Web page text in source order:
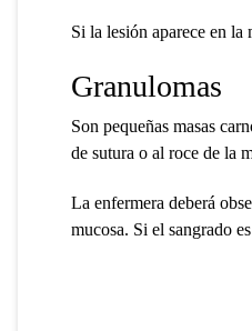
Si la lesión aparece en la
Granulomas
Son pequeñas masas
de sutura o al roce de la
La enfermera deberá
mucosa. Si el sangrado